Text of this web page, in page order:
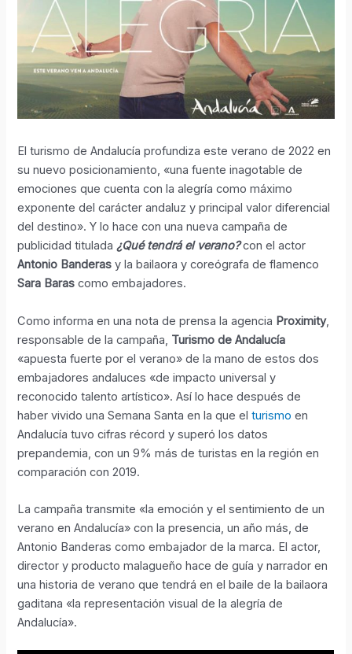
El turismo de Andalucía profundiza este verano de 2022 en
su nuevo posicionamiento, «una fuente inagotable de
emociones que cuenta con la alegría como máximo
exponente del carácter andaluz y principal valor diferencial
del destino». Y lo hace con una nueva campaña de
publicidad titulada¿Qué tendrá el verano?con el actor
Antonio Banderas y la bailaora y coreógrafa de flamenco
Sara Baras como embajadores.
Como informa en una nota de prensa la agencia Proximity,
responsable de la campaña, Turismo de Andalucía
«apuesta fuerte por el verano» de la mano de estos dos
embajadores andaluces «de impacto universal y
reconocido talento artístico». Así lo hace después de
haber vivido una Semana Santa en la que elturismo en
Andalucía tuvo cifras récord y superó los datos
prepandemia, con un 9% más de turistas en la región en
comparación con 2019.
La campaña transmite «la emoción y el sentimiento de un
verano en Andalucía» con la presencia, un año más, de
Antonio Banderas como embajador de la marca. El actor,
director y producto malagueño hace de guía y narrador en
una historia de verano que tendrá en el baile de la bailaora
gaditana «la representación visual de la alegría de
Andalucía».